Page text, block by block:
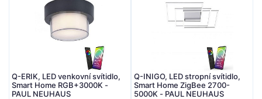
Q-ERIK, LED venkovní svítidlo,
Smart Home RGB+3000K -
PAUL NEUHAUS
Q-INIGO, LED stropní svítidlo,
Smart Home ZigBee 2700-
5000K - PAUL NEUHAUS